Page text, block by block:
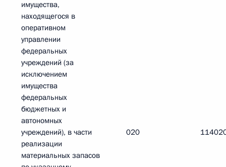
имущества,
находящегося в
оперативном
управлении
федеральных
учреждений (за
исключением
имущества
федеральных
бюджетных и
автономных
учреждений), в части
реализации
материальных запасов
020